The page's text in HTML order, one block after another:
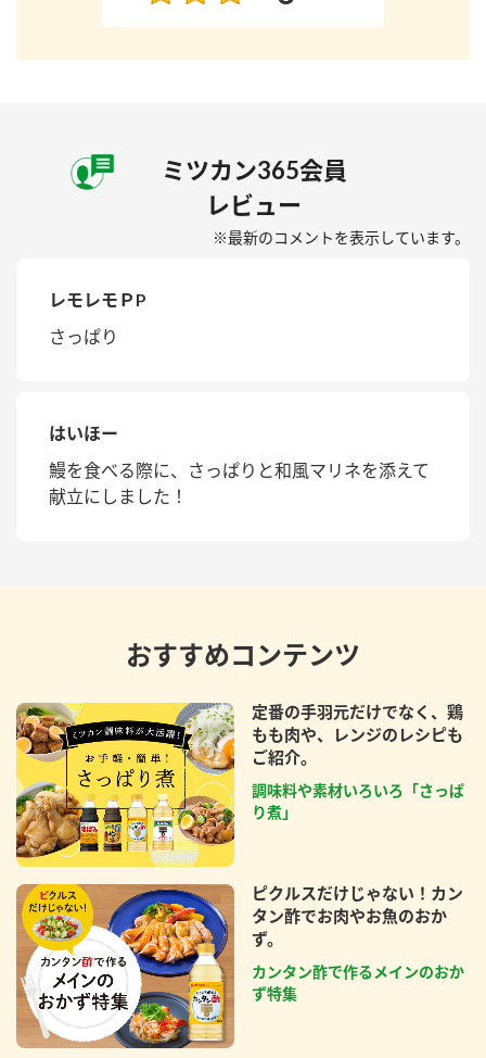
ミツカン365会員
レビュー
※最新のコメントを表示しています。
レモレモＰP
さっぱり
はいほー
鰻を食べる際に、さっぱりと和風マリネを添えて
献立にしました！
おすすめコンテンツ
定番の手羽元だけでなく、鶏
もも肉や、レンジのレシピも
ご紹介。
調味料や素材いろいろ「さっぱ
り煮」
ピクルスだけじゃない！カン
タン酢でお肉やお魚のおか
ず。
カンタン酢で作るメインのおか
ず特集